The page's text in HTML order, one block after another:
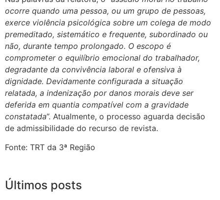
ocorre quando uma pessoa, ou um grupo de pessoas,
exerce violência psicológica sobre um colega de modo
premeditado, sistemático e frequente, subordinado ou
não, durante tempo prolongado. O escopo é
comprometer o equilíbrio emocional do trabalhador,
degradante da convivência laboral e ofensiva à
dignidade. Devidamente configurada a situação
relatada, a indenização por danos morais deve ser
deferida em quantia compatível com a gravidade
constatada”. Atualmente, o processo aguarda decisão
de admissibilidade do recurso de revista.
Fonte: TRT da 3ª Região
Últimos posts